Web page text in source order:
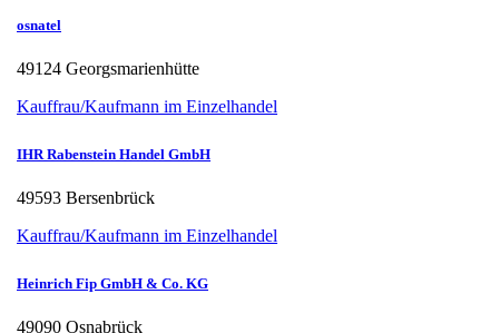
osnatel
49124 Georgsmarienhütte
Kauffrau/Kaufmann im Einzelhandel
IHR Rabenstein Handel GmbH
49593 Bersenbrück
Kauffrau/Kaufmann im Einzelhandel
Heinrich Fip GmbH & Co. KG
49090 Osnabrück